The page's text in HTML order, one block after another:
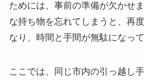
ためには、事前の準備が欠かせ
な持ち物を忘れてしまうと、再
なり、時間と手間が無駄になって
ここでは、同じ市内の引っ越し